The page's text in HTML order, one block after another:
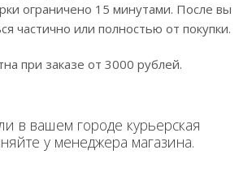
ограничено 15 минутами. После вы
частично или полностью от покупки.
при заказе от 3000 рублей.
в вашем городе курьерская
у менеджера магазина.